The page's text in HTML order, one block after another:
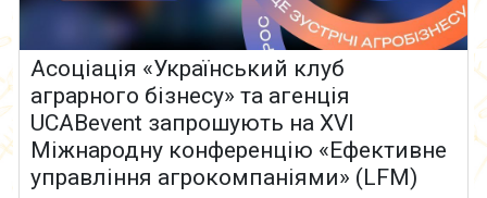
Асоціація «Український клуб
аграрного бізнесу» та агенція
UCABevent запрошують на XVI
Міжнародну конференцію «Ефективне
управління агрокомпаніями» (LFM)